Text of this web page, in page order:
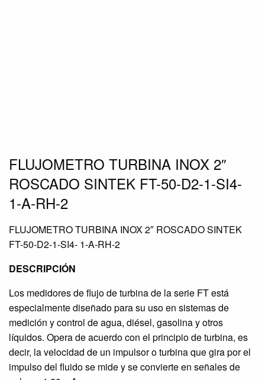
FLUJOMETRO TURBINA INOX 2″
ROSCADO SINTEK FT-50-D2-1-SI4-
1-A-RH-2
FLUJOMETRO TURBINA INOX 2″ ROSCADO SINTEK
FT-50-D2-1-SI4- 1-A-RH-2
DESCRIPCIÓN
Los medidores de flujo de turbina de la serie FT está
especialmente diseñado para su uso en sistemas de
medición y control de agua, diésel, gasolina y otros
líquidos. Opera de acuerdo con el principio de turbina, es
decir, la velocidad de un impulsor o turbina que gira por el
impulso del fluido se mide y se convierte en señales de